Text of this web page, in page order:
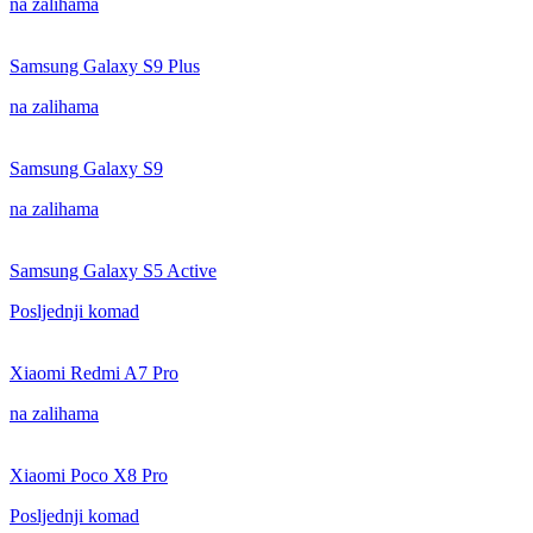
na zalihama
Samsung Galaxy S9 Plus
na zalihama
Samsung Galaxy S9
na zalihama
Samsung Galaxy S5 Active
Posljednji komad
Xiaomi Redmi A7 Pro
na zalihama
Xiaomi Poco X8 Pro
Posljednji komad